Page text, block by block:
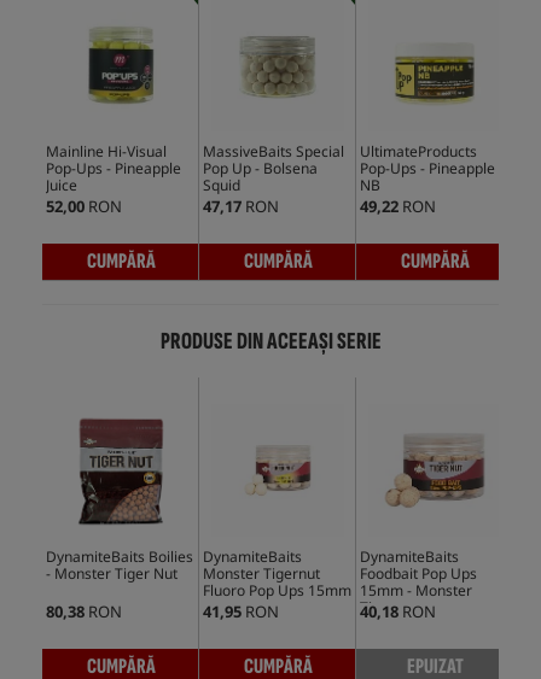
Mainline Hi-Visual
Pop-Ups - Pineapple
Juice
52,00 RON
CUMPĂRĂ
MassiveBaits Special
Pop Up - Bolsena
Squid
47,17 RON
CUMPĂRĂ
UltimateProducts
Pop-Ups - Pineapple
NB
49,22 RON
CUMPĂRĂ
PRODUSE DIN ACEEAȘI SERIE
DynamiteBaits Boilies
- Monster Tiger Nut
80,38 RON
CUMPĂRĂ
DynamiteBaits
Monster Tigernut
Fluoro Pop Ups 15mm
41,95 RON
CUMPĂRĂ
DynamiteBaits
Foodbait Pop Ups
15mm - Monster
Tigernut
40,18 RON
EPUIZAT